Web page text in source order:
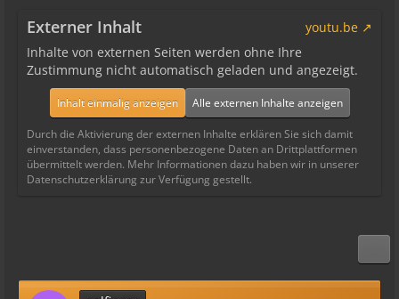
Externer Inhalt
youtu.be
Inhalte von externen Seiten werden ohne Ihre
Zustimmung nicht automatisch geladen und angezeigt.
Inhalt einmalig anzeigen Alle externen Inhalte anzeigen
Durch die Aktivierung der externen Inhalte erklären Sie sich damit
einverstanden, dass personenbezogene Daten an Drittplattformen
übermittelt werden. Mehr Informationen dazu haben wir in unserer
Datenschutzerklärung zur Verfügung gestellt.